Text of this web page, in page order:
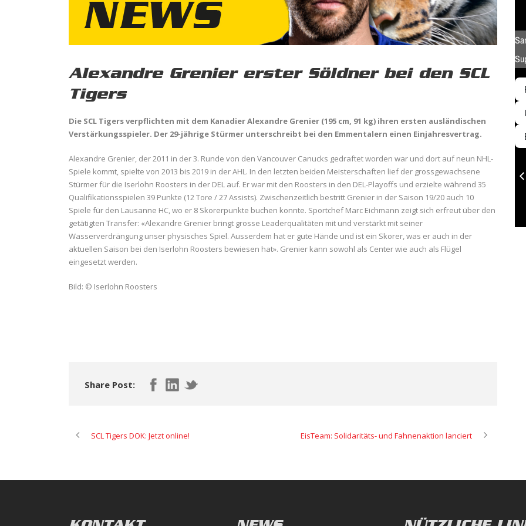
Alexandre Grenier erster Söldner bei den SCL
Tigers
Die SCL Tigers verpflichten mit dem Kanadier Alexandre Grenier (195 cm, 91 kg) ihren ersten ausländischen
Verstärkungsspieler. Der 29-jährige Stürmer unterschreibt bei den Emmentalern einen Einjahresvertrag.
Alexandre Grenier, der 2011 in der 3. Runde von den Vancouver Canucks gedraftet worden war und dort auf neun NHL-
Spiele kommt, spielte von 2013 bis 2019 in der AHL. In den letzten beiden Meisterschaften lief der grossgewachsene
Stürmer für die Iserlohn Roosters in der DEL auf. Er war mit den Roosters in den DEL-Playoffs und erzielte während 35
Qualifikationsspielen 39 Punkte (12 Tore / 27 Assists). Zwischenzeitlich bestritt Grenier in der Saison 19/20 auch 10
Spiele für den Lausanne HC, wo er 8 Skorerpunkte buchen konnte. Sportchef Marc Eichmann zeigt sich erfreut über den
getätigten Transfer: «Alexandre Grenier bringt grosse Leaderqualitäten mit und verstärkt mit seiner
Wasserverdrängung unser physisches Spiel. Ausserdem hat er gute Hände und ist ein Skorer, was er auch in der
aktuellen Saison bei den Iserlohn Roosters bewiesen hat». Grenier kann sowohl als Center wie auch als Flügel
eingesetzt werden.
Bild: © Iserlohn Roosters
Share Post:
SCL Tigers DOK: Jetzt online! EisTeam: Solidaritäts- und Fahnenaktion lanciert